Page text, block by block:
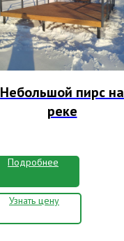
Небольшой пирс на
реке
Подробнее
Узнать цену